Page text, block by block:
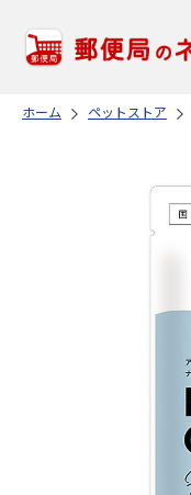
ホーム ペットストア